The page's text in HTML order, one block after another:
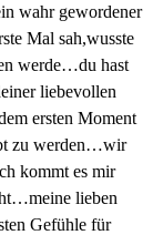
wahr gewordener
Mal sah,wusste
werde…du hast
liebevollen
ersten Moment
zu werden…wir
kommt es mir
lieben
Gefühle für